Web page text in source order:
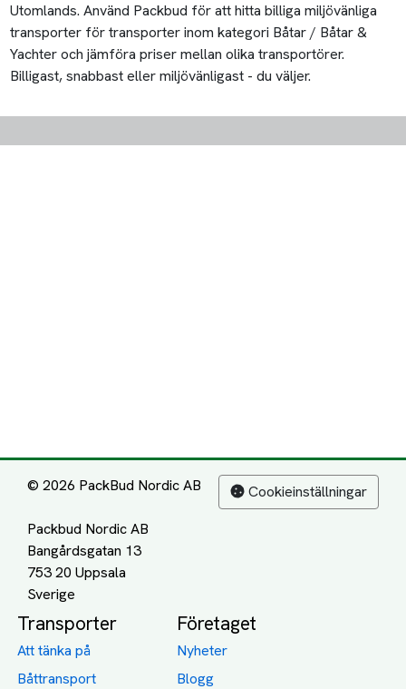
Utomlands. Använd Packbud för att hitta billiga miljövänliga
transporter för transporter inom kategori Båtar / Båtar &
Yachter och jämföra priser mellan olika transportörer.
Billigast, snabbast eller miljövänligast - du väljer.
© 2026 PackBud Nordic AB
Packbud Nordic AB
Bangårdsgatan 13
753 20 Uppsala
Cookieinställningar
Transporter
Att tänka på
Båttransport
Företaget
Nyheter
Blogg